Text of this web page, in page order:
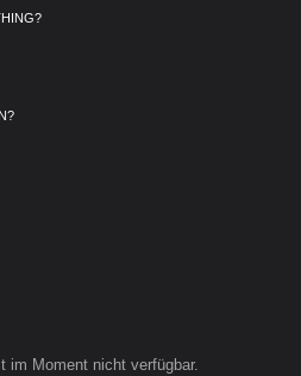
im Moment nicht verfügbar.